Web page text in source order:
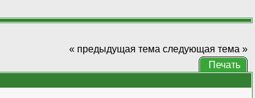
« предыдущая тема следующая тема »
Печать